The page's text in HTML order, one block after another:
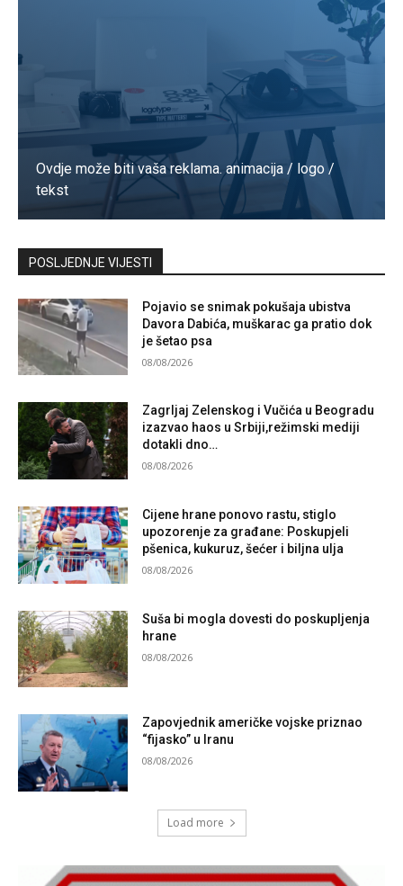
Ovdje može biti vaša reklama. animacija / logo /
tekst
Kontaktirajte nas
POSLJEDNJE VIJESTI
Pojavio se snimak pokušaja ubistva
Davora Dabića, muškarac ga pratio dok
je šetao psa
08/08/2026
Zagrljaj Zelenskog i Vučića u Beogradu
izazvao haos u Srbiji,režimski mediji
dotakli dno…
08/08/2026
Cijene hrane ponovo rastu, stiglo
upozorenje za građane: Poskupjeli
pšenica, kukuruz, šećer i biljna ulja
08/08/2026
Suša bi mogla dovesti do poskupljenja
hrane
08/08/2026
Zapovjednik američke vojske priznao
“fijasko” u Iranu
08/08/2026
Load more